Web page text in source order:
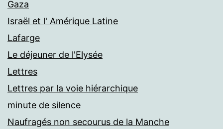
Gaza
Israël et l' Amérique Latine
Lafarge
Le déjeuner de l'Elysée
Lettres
Lettres par la voie hiérarchique
minute de silence
Naufragés non secourus de la Manche